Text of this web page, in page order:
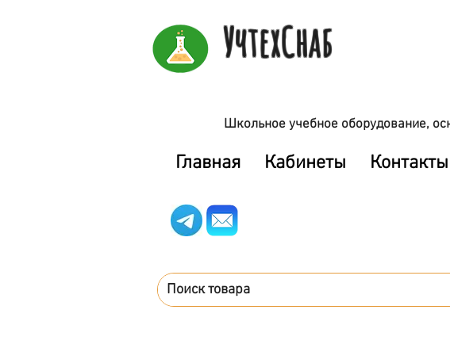
УчтехСнаб
Школьное учебное оборудование,
Главная Кабинеты Контакты